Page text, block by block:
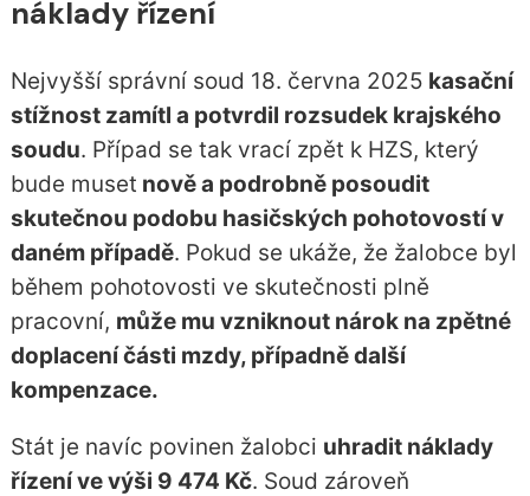
náklady řízení
Nejvyšší správní soud 18. června 2025 kasační
stížnost zamítl a potvrdil rozsudek krajského
soudu. Případ se tak vrací zpět k HZS, který
bude muset nově a podrobně posoudit
skutečnou podobu hasičských pohotovostí v
daném případě. Pokud se ukáže, že žalobce byl
během pohotovosti ve skutečnosti plně
pracovní, může mu vzniknout nárok na zpětné
doplacení části mzdy, případně další
kompenzace.
Stát je navíc povinen žalobci uhradit náklady
řízení ve výši 9 474 Kč. Soud zároveň